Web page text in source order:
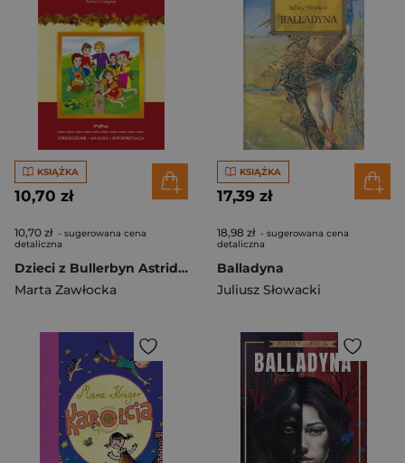
KSIĄŻKA
10,70 zł
10,70 zł - sugerowana cena
detaliczna
Dzieci z Bullerbyn Astrid Lindgren Streszczenie Analiza Interpretacja
Marta Zawłocka
KSIĄŻKA
17,39 zł
18,98 zł - sugerowana cena
detaliczna
Balladyna
Juliusz Słowacki